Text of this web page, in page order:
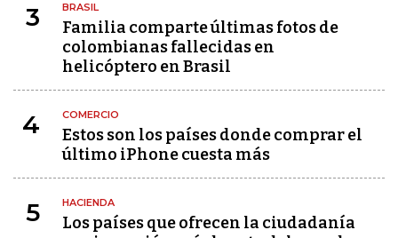
3 BRASIL
Familia comparte últimas fotos de
colombianas fallecidas en
helicóptero en Brasil
4 COMERCIO
Estos son los países donde comprar el
último iPhone cuesta más
5 HACIENDA
Los países que ofrecen la ciudadanía